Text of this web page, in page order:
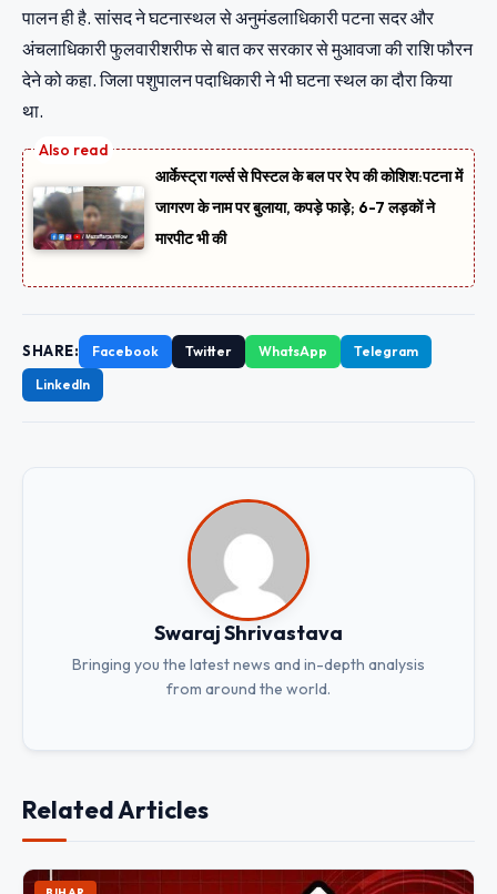
पालन ही है. सांसद ने घटनास्थल से अनुमंडलाधिकारी पटना सदर और
अंचलाधिकारी फुलवारीशरीफ से बात कर सरकार से मुआवजा की राशि फौरन
देने को कहा. जिला पशुपालन पदाधिकारी ने भी घटना स्थल का दौरा किया
था.
आर्केस्ट्रा गर्ल्स से पिस्टल के बल पर रेप की कोशिश:पटना में
जागरण के नाम पर बुलाया, कपड़े फाड़े; 6-7 लड़कों ने
मारपीट भी की
SHARE: Facebook Twitter WhatsApp
Telegram
LinkedIn
Swaraj Shrivastava
Bringing you the latest news and in-depth analysis
from around the world.
Related Articles